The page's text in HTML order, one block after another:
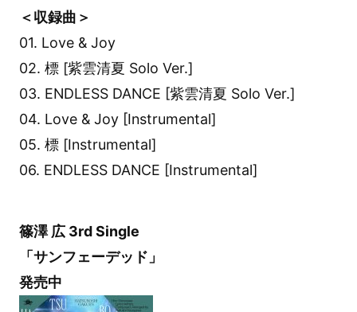
＜収録曲＞
01. Love & Joy
02. 標 [紫雲清夏 Solo Ver.]
03. ENDLESS DANCE [紫雲清夏 Solo Ver.]
04. Love & Joy [Instrumental]
05. 標 [Instrumental]
06. ENDLESS DANCE [Instrumental]
篠澤 広 3rd Single
「サンフェーデッド」
発売中